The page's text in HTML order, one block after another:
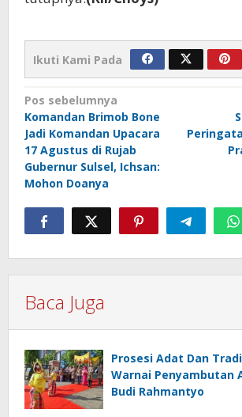
Ikuti Kami Pada
Navigasi
pos
Pos sebelumnya
Komandan Brimob Bone
Jadi Komandan Upacara
17 Agustus di Rujab
Gubernur Sulsel, Ichsan:
Mohon Doanya
Baca Juga
Prosesi Adat Dan
Warnai Penyambutan
Budi Rahmantyo